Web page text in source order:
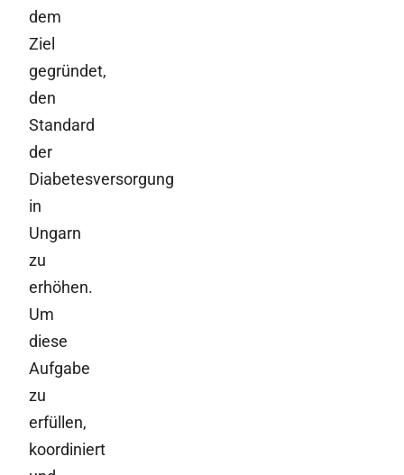
dem
Ziel
gegründet,
den
Standard
der
Diabetesversorgung
in
Ungarn
zu
erhöhen.
Um
diese
Aufgabe
zu
erfüllen,
koordiniert